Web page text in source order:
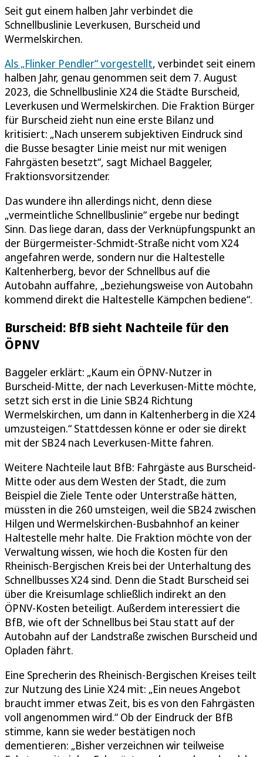
Seit gut einem halben Jahr verbindet die
Schnellbuslinie Leverkusen, Burscheid und
Wermelskirchen.
Als „Flinker Pendler“ vorgestellt, verbindet seit einem
halben Jahr, genau genommen seit dem 7. August
2023, die Schnellbuslinie X24 die Städte Burscheid,
Leverkusen und Wermelskirchen. Die Fraktion Bürger
für Burscheid zieht nun eine erste Bilanz und
kritisiert: „Nach unserem subjektiven Eindruck sind
die Busse besagter Linie meist nur mit wenigen
Fahrgästen besetzt“, sagt Michael Baggeler,
Fraktionsvorsitzender.
Das wundere ihn allerdings nicht, denn diese
„vermeintliche Schnellbuslinie“ ergebe nur bedingt
Sinn. Das liege daran, dass der Verknüpfungspunkt an
der Bürgermeister-Schmidt-Straße nicht vom X24
angefahren werde, sondern nur die Haltestelle
Kaltenherberg, bevor der Schnellbus auf die
Autobahn auffahre, „beziehungsweise von Autobahn
kommend direkt die Haltestelle Kämpchen bediene“.
Burscheid: BfB sieht Nachteile für den
ÖPNV
Baggeler erklärt: „Kaum ein ÖPNV-Nutzer in
Burscheid-Mitte, der nach Leverkusen-Mitte möchte,
setzt sich erst in die Linie SB24 Richtung
Wermelskirchen, um dann in Kaltenherberg in die X24
umzusteigen.“ Stattdessen könne er oder sie direkt
mit der SB24 nach Leverkusen-Mitte fahren.
Weitere Nachteile laut BfB: Fahrgäste aus Burscheid-
Mitte oder aus dem Westen der Stadt, die zum
Beispiel die Ziele Tente oder Unterstraße hätten,
müssten in die 260 umsteigen, weil die SB24 zwischen
Hilgen und Wermelskirchen-Busbahnhof an keiner
Haltestelle mehr halte. Die Fraktion möchte von der
Verwaltung wissen, wie hoch die Kosten für den
Rheinisch-Bergischen Kreis bei der Unterhaltung des
Schnellbusses X24 sind. Denn die Stadt Burscheid sei
über die Kreisumlage schließlich indirekt an den
ÖPNV-Kosten beteiligt. Außerdem interessiert die
BfB, wie oft der Schnellbus bei Stau statt auf der
Autobahn auf der Landstraße zwischen Burscheid und
Opladen fährt.
Eine Sprecherin des Rheinisch-Bergischen Kreises teilt
zur Nutzung des Linie X24 mit: „Ein neues Angebot
braucht immer etwas Zeit, bis es von den Fahrgästen
voll angenommen wird.“ Ob der Eindruck der BfB
stimme, kann sie weder bestätigen noch
dementieren: „Bisher verzeichnen wir teilweise